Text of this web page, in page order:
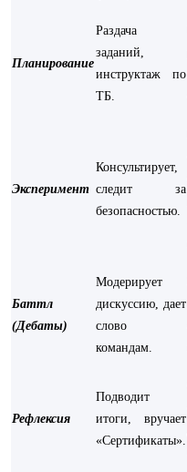
Планирование
Раздача
заданий,
инструктаж по
ТБ.
Эксперимент
Консультирует,
следит за
безопасностью.
Баттл
(Дебаты)
Модерирует
дискуссию, дает
слово
командам.
Рефлексия
Подводит
итоги, вручает
«Сертификаты».